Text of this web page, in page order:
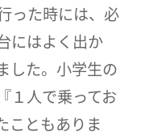
った時には、必
にはよく出か
した。小学生の
１人で乗ってお
こともありま